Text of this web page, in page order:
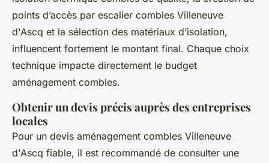
points d’accès par escalier combles Villeneuve
d'Ascq et la sélection des matériaux d’isolation,
influencent fortement le montant final. Chaque choix
technique impacte directement le budget
aménagement combles.
Obtenir un devis précis auprès des entreprises
locales
Pour un devis aménagement combles Villeneuve
d'Ascq fiable, il est recommandé de consulter une